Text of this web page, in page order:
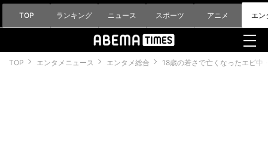
TOP ランキング ニュース スポーツ アニメ エン
TOP エンタメニュース エンタメ総合 18歳の若さで亡くなったエビ中